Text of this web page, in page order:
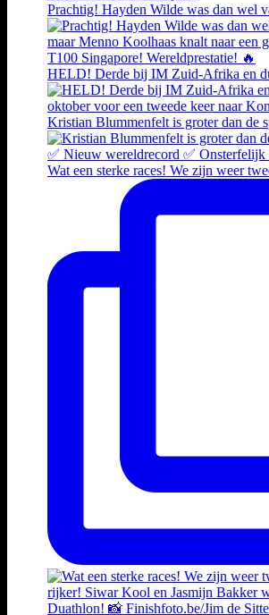
Prachtig! Hayden Wilde was dan wel
HELD! Derde bij IM Zuid-Afrika en
Kristian Blummenfelt is groter dan de
Wat een sterke races! We zijn weer